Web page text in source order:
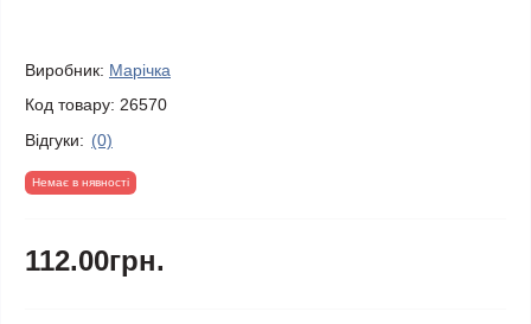
Виробник: Марічка
Код товару: 26570
Відгуки: (0)
Немає в нявності
112.00грн.